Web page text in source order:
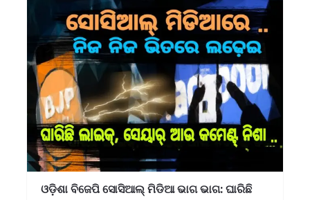
ଓଡ଼ିଶା ବିଜେପି ସୋସିଆଲ୍ ମିଡିଆ ଭାଗ ଭାଗ: ଘାରିଛି